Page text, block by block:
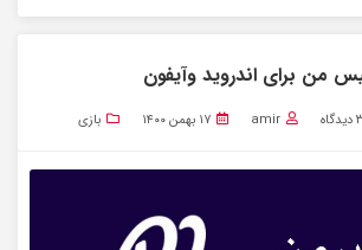
من برای اندروید وآیفون
۳دیدگاه amir ۱۷ بهمن ۱۴۰۰ بازی